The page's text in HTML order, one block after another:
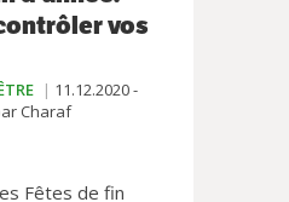
vos
11.12.2020 -
Charaf
Fêtes de fin